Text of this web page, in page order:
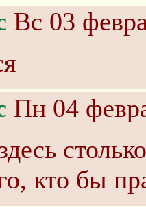
Вс 03
Пн 04
кто бы